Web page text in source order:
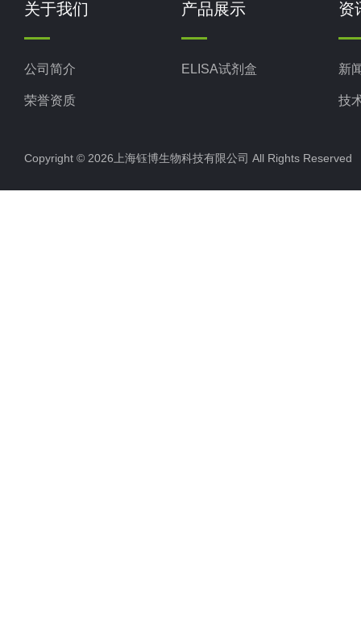
关于我们
公司简介
荣誉资质
产品展示
ELISA试剂盒
资
新
技
Copyright © 2026上海钰博生物科技有限公司 All Rights